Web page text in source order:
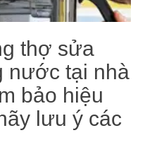
thợ sửa
nước tại nhà
bảo hiệu
lưu ý các